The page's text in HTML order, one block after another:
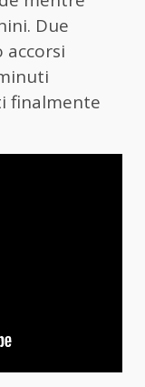
Due
finalmente